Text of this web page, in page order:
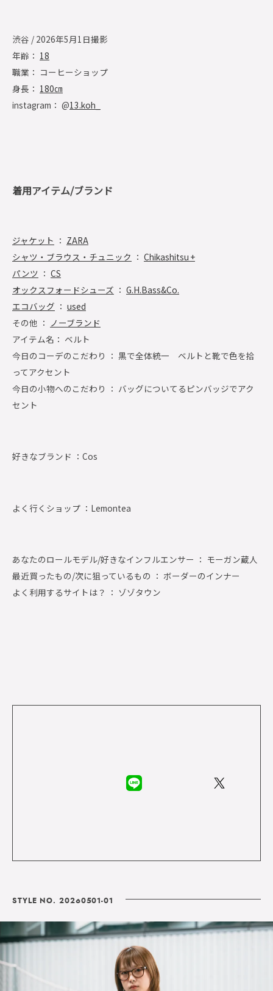
渋谷 / 2026年5月1日撮影
年齢： 18
職業： コーヒーショップ
身長： 180㎝
instagram： @13.koh_
着用アイテム/ブランド
ジャケット ： ZARA
シャツ・ブラウス・チュニック ： Chikashitsu +
パンツ ： CS
オックスフォードシューズ ： G.H.Bass&Co.
エコバッグ ： used
その他 ： ノーブランド
アイテム名： ベルト
今日のコーデのこだわり ： 黒で全体統一 ベルトと靴で色を拾
ってアクセント
今日の小物へのこだわり ： バッグについてるピンバッジでアク
セント
好きなブランド ： Cos
よく行くショップ ： Lemontea
あなたのロールモデル/好きなインフルエンサー ： モーガン蔵人
最近買ったもの/次に狙っているもの ： ボーダーのインナー
よく利用するサイトは？ ： ゾゾタウン
STYLE NO. 20260501-01